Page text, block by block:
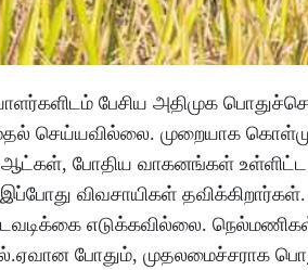
பேசிய அதிமுக
செய்யவில்லை. முறையாக
போதிய வாகனங்கள் உள்ளிட்ட
விவசாயிகள்
நடவடிக்கை எடுக்கவில்லை.
போதும், முதலமைச்சராக